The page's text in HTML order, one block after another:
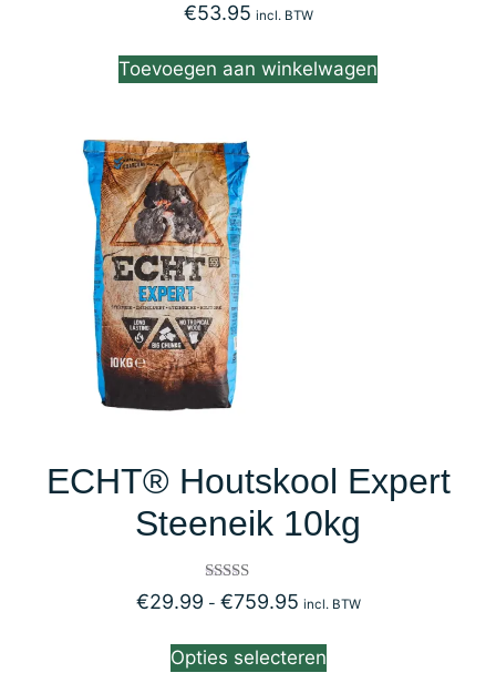
€53.95 incl. BTW
Toevoegen aan winkelwagen
ECHT® Houtskool Expert
Steeneik 10kg
Gewaardeerd
5.00
€29.99 - €759.95 incl. BTW
Opties selecteren